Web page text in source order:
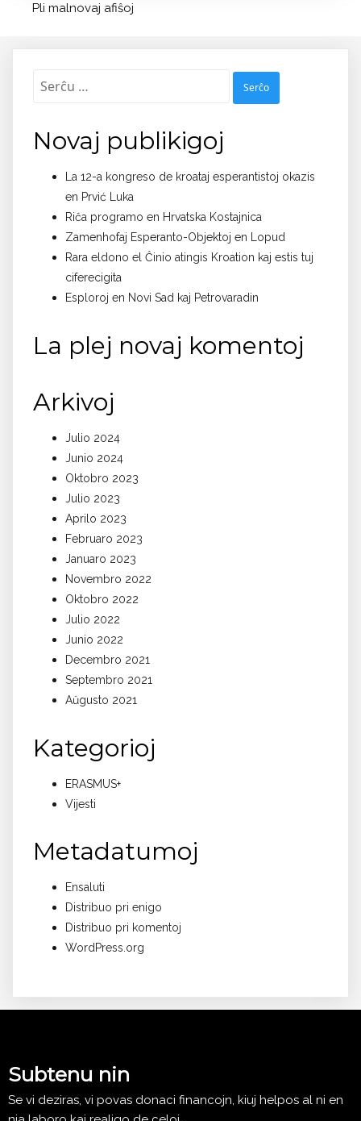
Navigado
afiŝoj
Pli malnovaj afiŝoj
Serĉu:
Novaj publikigoj
La 12-a kongreso de kroataj esperantistoj okazis
en Prvić Luka
Riĉa programo en Hrvatska Kostajnica
Zamenhofaj Esperanto-Objektoj en Lopud
Rara eldono el Ĉinio atingis Kroation kaj estis tuj
ciferecigita
Esploroj en Novi Sad kaj Petrovaradin
La plej novaj komentoj
Arkivoj
Julio 2024
Junio 2024
Oktobro 2023
Julio 2023
Aprilo 2023
Februaro 2023
Januaro 2023
Novembro 2022
Oktobro 2022
Julio 2022
Junio 2022
Decembro 2021
Septembro 2021
Aŭgusto 2021
Kategorioj
ERASMUS+
Vijesti
Metadatumoj
Ensaluti
Distribuo pri enigo
Distribuo pri komentoj
WordPress.org
Subtenu nin
Se vi deziras, vi povas donaci financojn, kiuj helpos al ni en